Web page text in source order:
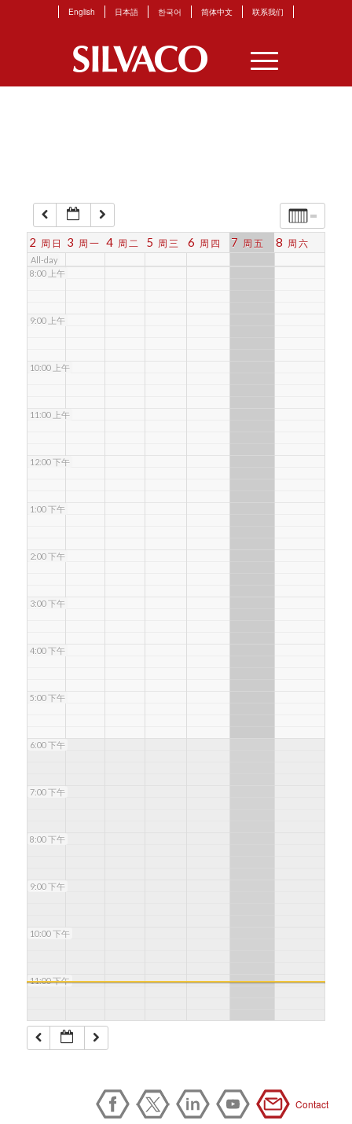
English 日本語 한국어 简体中文 联系我们
2 周日 3 周一 4 周二 5 周三 6 周四 7 周五 8 周六
All-day
4:00 上午
7:00 上午
8:00 上午
9:00 上午
10:00 上午
11:00 上午
12:00 下午
1:00 下午
2:00 下午
3:00 下午
4:00 下午
5:00 下午
6:00 下午
7:00 下午
8:00 下午
9:00 下午
10:00 下午
11:00 下午
Contact